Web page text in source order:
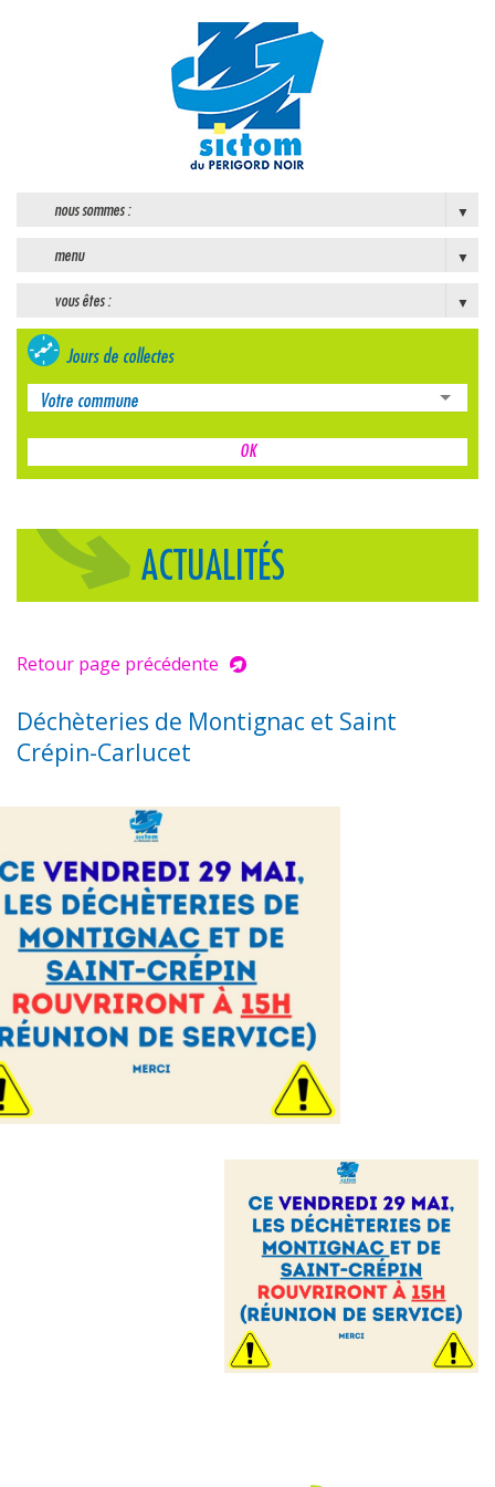
nous sommes :
menu
vous êtes :
Jours de collectes
ACTUALITÉS
Retour page précédente
Déchèteries de Montignac et Saint
Crépin-Carlucet